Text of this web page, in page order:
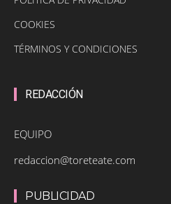
COOKIES
TÉRMINOS Y CONDICIONES
REDACCIÓN
EQUIPO
redaccion@toreteate.com
PUBLICIDAD